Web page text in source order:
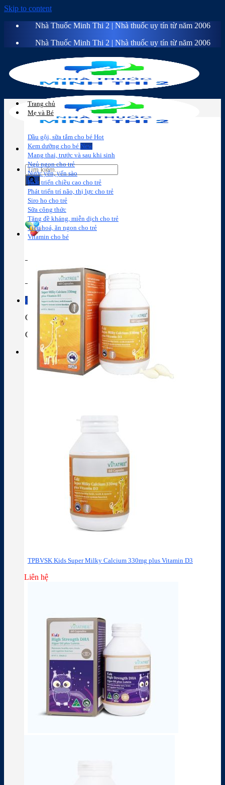
Skip to content
Nhà Thuốc Minh Thi 2 | Nhà thuốc uy tín từ năm 2006
Nhà Thuốc Minh Thi 2 | Nhà thuốc uy tín từ năm 2006
Sữa công
thức
Thành phần thuốc
Giỏ hàng
Giỏ hàng
Chưa có sản phẩm trong giỏ hàng.
Trang chủ
Mẹ và Bé
Dầu gội, sữa tắm cho bé
Kem dưỡng cho bé
Mang thai, trước và sau khi sinh
Ngủ ngon cho trẻ
Nước yến, yến sào
Phát triển chiều cao cho trẻ
Phát triển trí não, thị lực cho trẻ
Siro ho cho trẻ
Sữa công thức
Tăng đề kháng, miễn dịch cho trẻ
Tiêu hoá, ăn ngon cho trẻ
Vitamin cho bé
TPBVSK Kids Super Milky Calcium 330mg plus Vitamin D3
Liên hệ